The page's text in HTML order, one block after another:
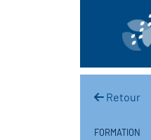
Retour
FORMATION